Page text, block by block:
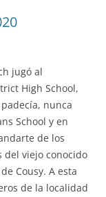
jugó al
High School,
nunca
School y en
de los
del viejo conocido
Cousy. A esta
de la localidad